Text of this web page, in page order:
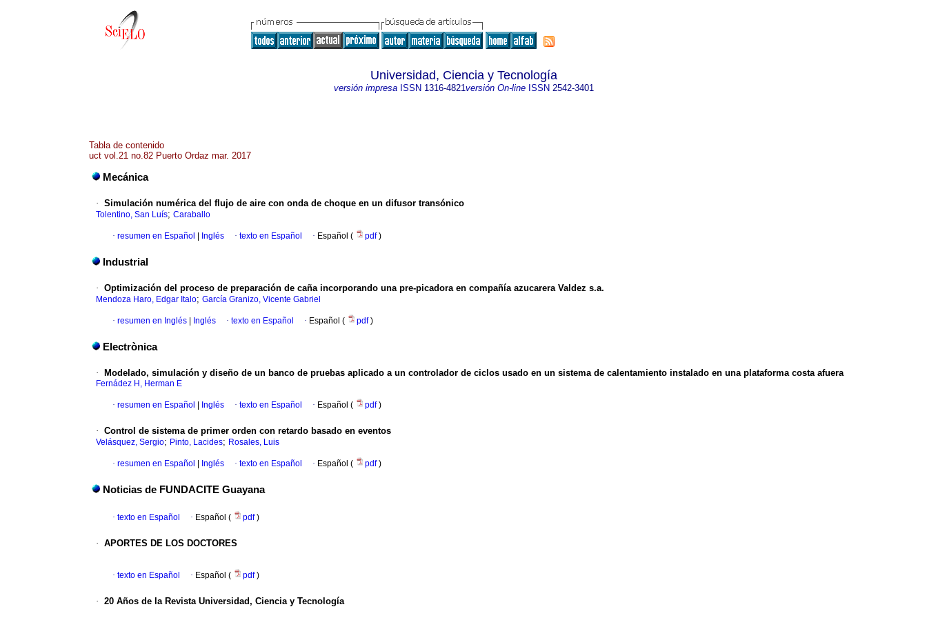
Universidad, Ciencia y Tecnología
versión impresaISSN 1316-4821versión On-lineISSN 2542-3401
Tabla de contenido
uct vol.21 no.82 Puerto Ordaz mar. 2017
Mecánica
· Simulación numérica del flujo de aire con onda de choque en un difusor transónico
Tolentino, San Luís; Caraballo
· resumen en Español Inglés · texto en Español · Español ( pdf)
Industrial
· Optimización del proceso de preparación de caña incorporando una pre-picadora en compañía azucarera Valdez s.a.
Mendoza Haro, Edgar Italo; García Granizo, Vicente Gabriel
· resumen en Inglés Inglés · texto en Español · Español ( pdf)
Electrònica
· Modelado, simulación y diseño de un banco de pruebas aplicado a un controlador de ciclos usado en un sistema de calentamiento instalado en una plataforma costa afuera
Fernádez H, Herman E
· resumen en Español Inglés · texto en Español · Español ( pdf)
· Control de sistema de primer orden con retardo basado en eventos
Velásquez, Sergio; Pinto, Lacides; Rosales, Luis
· resumen en Español Inglés · texto en Español · Español ( pdf)
Noticias de FUNDACITE Guayana
· texto en Español · Español ( pdf)
· APORTES DE LOS DOCTORES
· texto en Español · Español ( pdf)
· 20 Años de la Revista Universidad, Ciencia y Tecnología